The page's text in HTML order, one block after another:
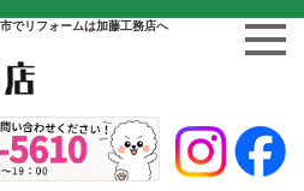
でリフォームは加藤工務店へ